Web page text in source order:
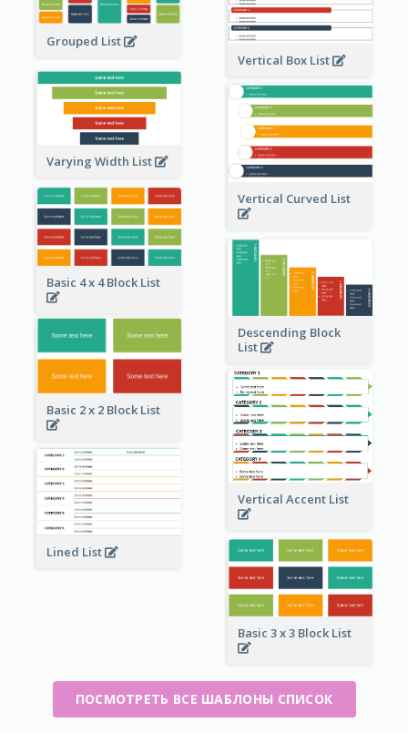
Vertical Box List
Grouped List
Varying Width List
Vertical Curved List
Basic 4 x 4 Block List
Descending Block
List
Basic 2 x 2 Block List
Vertical Accent List
Lined List
Basic 3 x 3 Block List
ПОСМОТРЕТЬ ВСЕ ШАБЛОНЫ СПИСОК